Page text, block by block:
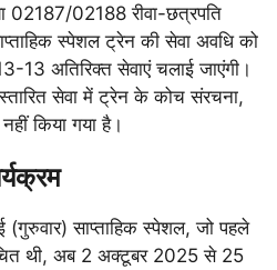
02187/02188 रीवा-छत्रपति
स्पेशल ट्रेन की सेवा अवधि को
13 अतिरिक्त सेवाएं चलाई जाएंगी।
सेवा में ट्रेन के कोच संरचना,
किया गया है।
साप्ताहिक स्पेशल, जो पहले
थी, अब 2 अक्टूबर 2025 से 25